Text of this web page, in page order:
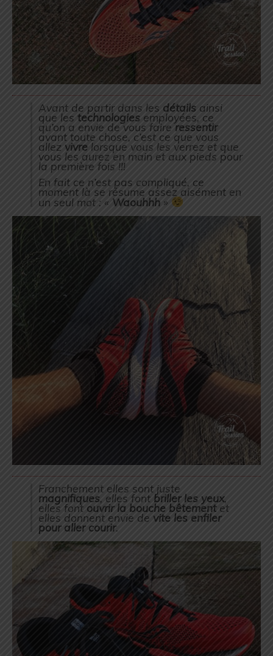
Avant de partir dans les détails ainsi
que les technologies employées, ce
qu’on a envie de vous faireressentir
avant toute chose, c’est ce que vous
allez vivre lorsque vous les verrez et que
vous les aurez en main et aux pieds pour
la première fois !!!
En fait ce n’est pas compliqué, ce
moment là se résume assez aisément en
un seul mot : « Waouhhh »
Franchement elles sont juste
magnifiques, elles font briller les yeux,
elles font ouvrir la bouche bêtementet
elles donnent envie de vite les enfiler
pour aller courir.